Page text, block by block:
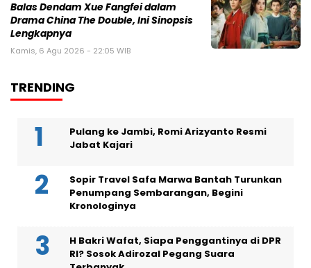
Balas Dendam Xue Fangfei dalam
Drama China The Double, Ini Sinopsis
Lengkapnya
Kamis, 6 Agu 2026 - 22:05 WIB
TRENDING
Pulang ke Jambi, Romi Arizyanto Resmi
Jabat Kajari
Sopir Travel Safa Marwa Bantah Turunkan
Penumpang Sembarangan, Begini
Kronologinya
H Bakri Wafat, Siapa Penggantinya di DPR
RI? Sosok Adirozal Pegang Suara